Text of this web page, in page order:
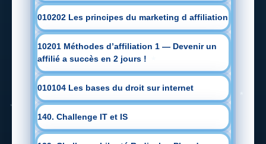
010202 Les principes du marketing d affiliation
10201 Méthodes d’affiliation 1 — Devenir un
affilié a succès en 2 jours !
010104 Les bases du droit sur internet
140. Challenge IT et IS